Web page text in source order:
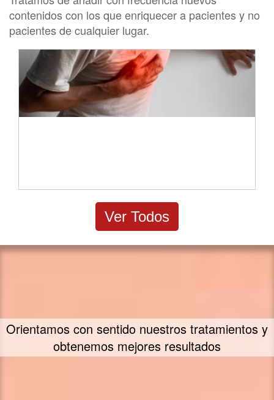
contenidos con los que enriquecer a pacientes y no
pacientes de cualquier lugar.
Ver Todos
Orientamos con sentido nuestros tratamientos y
obtenemos mejores resultados